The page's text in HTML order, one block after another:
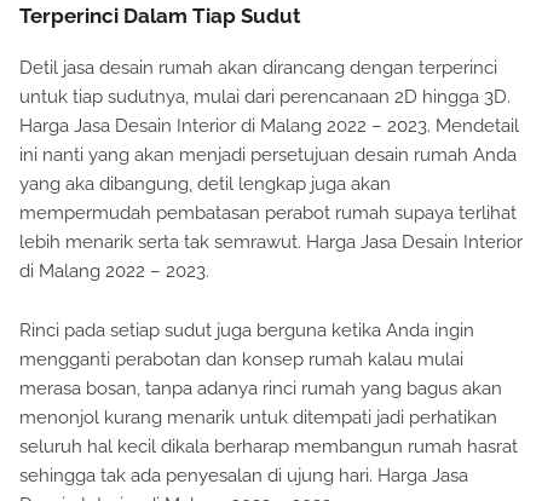
Terperinci Dalam Tiap Sudut
Detil jasa desain rumah akan dirancang dengan terperinci
untuk tiap sudutnya, mulai dari perencanaan 2D hingga 3D.
Harga Jasa Desain Interior di Malang 2022 – 2023. Mendetail
ini nanti yang akan menjadi persetujuan desain rumah Anda
yang aka dibangung, detil lengkap juga akan
mempermudah pembatasan perabot rumah supaya terlihat
lebih menarik serta tak semrawut. Harga Jasa Desain Interior
di Malang 2022 – 2023.
Rinci pada setiap sudut juga berguna ketika Anda ingin
mengganti perabotan dan konsep rumah kalau mulai
merasa bosan, tanpa adanya rinci rumah yang bagus akan
menonjol kurang menarik untuk ditempati jadi perhatikan
seluruh hal kecil dikala berharap membangun rumah hasrat
sehingga tak ada penyesalan di ujung hari. Harga Jasa